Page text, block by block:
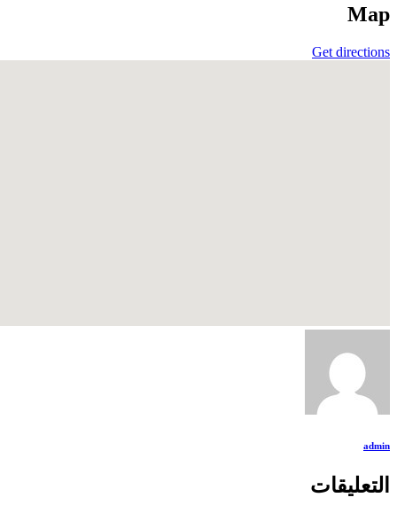
Map
Get directions
admin
التعليقات